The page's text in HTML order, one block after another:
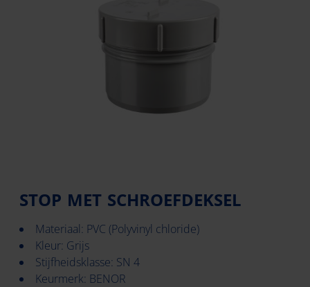
STOP MET SCHROEFDEKSEL
Materiaal: PVC (Polyvinyl chloride)
Kleur: Grijs
Stijfheidsklasse: SN 4
Keurmerk: BENOR